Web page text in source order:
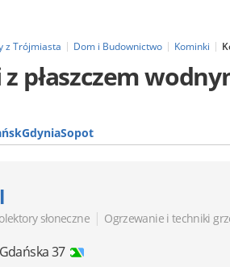
z Trójmiasta Dom i Budownictwo Kominki
płaszczem
GdyniaSopot
słoneczne | Ogrzewanie i techniki
Gdańska 37